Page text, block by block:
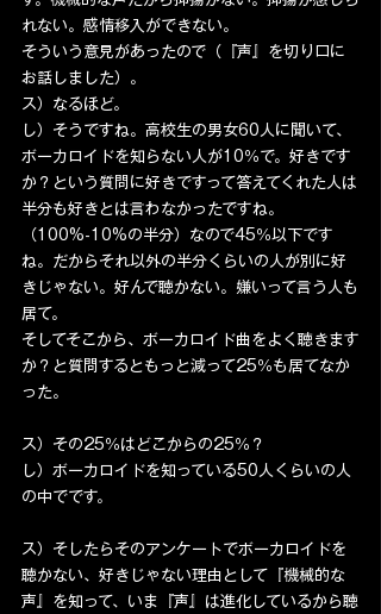
れない。感情移入ができない。
そういう意見があったので（『声』を切り口に
お話しました）。
ス）なるほど。
し）そうですね。高校生の男女60人に聞いて、
ボーカロイドを知らない人が10％で。好きです
か？という質問に好きですって答えてくれた人は
半分も好きとは言わなかったですね。
（100%-10%の半分）なので45％以下です
ね。だからそれ以外の半分くらいの人が別に好
きじゃない。好んで聴かない。嫌いって言う人も
居て。
そしてそこから、ボーカロイド曲をよく聴きます
か？と質問するともっと減って25％も居てなか
った。
ス）その25％はどこからの25％？
し）ボーカロイドを知っている50人くらいの人
の中でです。
ス）そしたらそのアンケートでボーカロイドを
聴かない、好きじゃない理由として『機械的な
声』を知って、いま『声』は進化しているから聴